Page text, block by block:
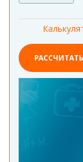
РАССЧИТАТЬ